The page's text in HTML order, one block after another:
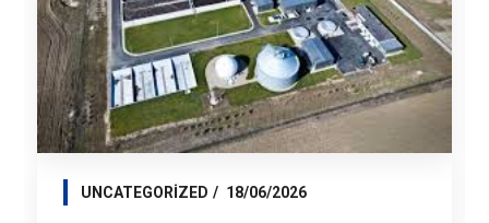
UNCATEGORIZED 18/06/2026